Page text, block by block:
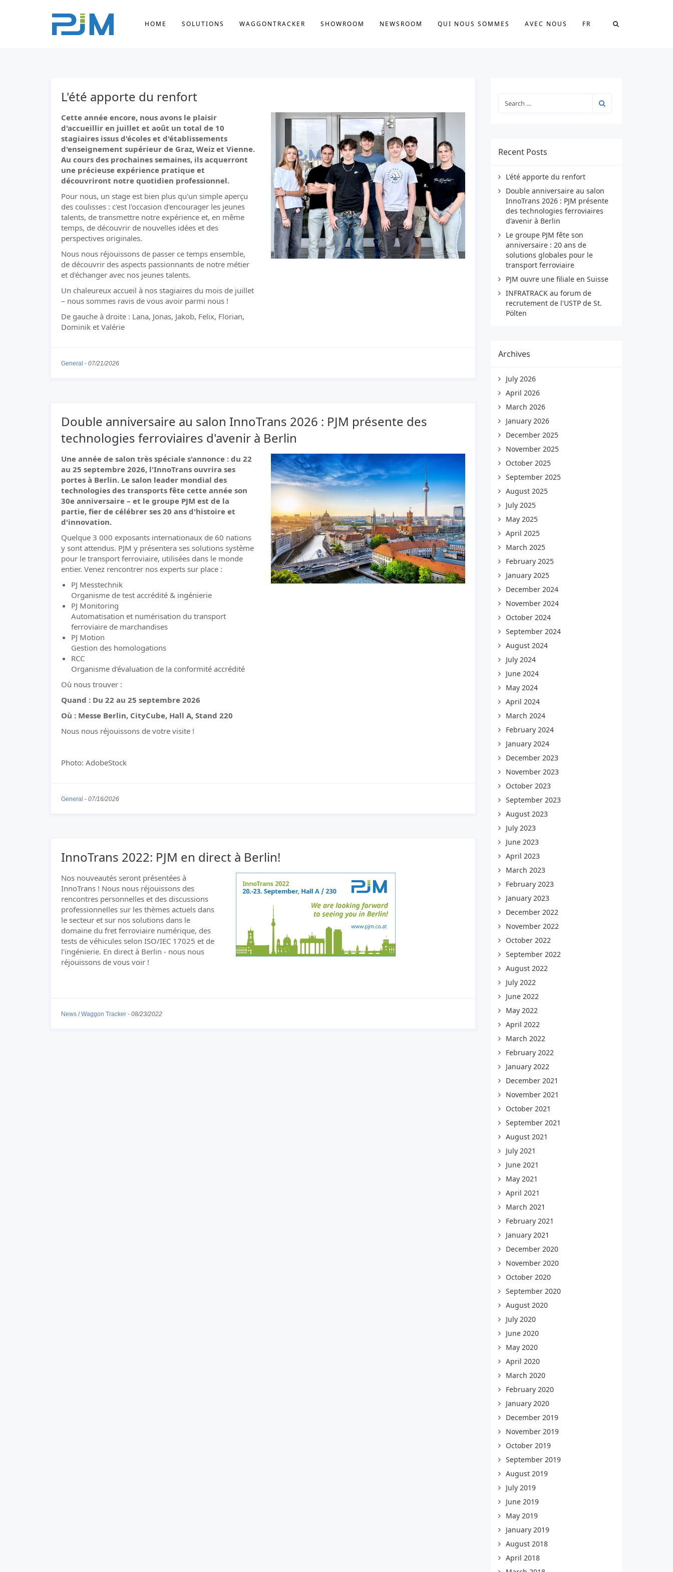
HOME SOLUTIONS WAGGONTRACKER SHOWROOM NEWSROOM QUI NOUS SOMMES AVEC NOUS FR
L'été apporte du renfort
Cette année encore, nous avons le plaisir
d'accueillir en juillet et août un total de 10
stagiaires issus d'écoles et d'établissements
d'enseignement supérieur de Graz, Weiz et Vienne.
Au cours des prochaines semaines, ils acquerront
une précieuse expérience pratique et
découvriront notre quotidien professionnel.
Pour nous, un stage est bien plus qu'un simple aperçu
des coulisses : c'est l'occasion d'encourager les jeunes
talents, de transmettre notre expérience et, en même
temps, de découvrir de nouvelles idées et des
perspectives originales.
Nous nous réjouissons de passer ce temps ensemble,
de découvrir des aspects passionnants de notre métier
et d'échanger avec nos jeunes talents.
Un chaleureux accueil à nos stagiaires du mois de juillet
– nous sommes ravis de vous avoir parmi nous !
De gauche à droite : Lana, Jonas, Jakob, Felix, Florian,
Dominik et Valérie
General - 07/21/2026
Double anniversaire au salon InnoTrans 2026 : PJM présente des
technologies ferroviaires d'avenir à Berlin
Une année de salon très spéciale s'annonce : du 22
au 25 septembre 2026, l'InnoTrans ouvrira ses
portes à Berlin. Le salon leader mondial des
technologies des transports fête cette année son
30e anniversaire – et le groupe PJM est de la
partie, fier de célébrer ses 20 ans d'histoire et
d'innovation.
Quelque 3 000 exposants internationaux de 60 nations
y sont attendus. PJM y présentera ses solutions système
pour le transport ferroviaire, utilisées dans le monde
entier. Venez rencontrer nos experts sur place :
PJ Messtechnik
Organisme de test accrédité & ingénierie
PJ Monitoring
Automatisation et numérisation du transport
ferroviaire de marchandises
PJ Motion
Gestion des homologations
RCC
Organisme d'évaluation de la conformité accrédité
Où nous trouver :
Quand : Du 22 au 25 septembre 2026
Où : Messe Berlin, CityCube, Hall A, Stand 220
Nous nous réjouissons de votre visite !
Photo: AdobeStock
General - 07/16/2026
InnoTrans 2022: PJM en direct à Berlin!
Nos nouveautés seront présentées à
InnoTrans ! Nous nous réjouissons des
rencontres personnelles et des discussions
professionnelles sur les thèmes actuels dans
le secteur et sur nos solutions dans le
domaine du fret ferroviaire numérique, des
tests de véhicules selon ISO/IEC 17025 et de
l'ingénierie. En direct à Berlin - nous nous
réjouissons de vous voir !
News /Waggon Tracker - 08/23/2022
Recent Posts
L'été apporte du renfort
Double anniversaire au salon
InnoTrans 2026 : PJM présente
des technologies ferroviaires
d'avenir à Berlin
Le groupe PJM fête son
anniversaire : 20 ans de
solutions globales pour le
transport ferroviaire
PJM ouvre une filiale en Suisse
INFRATRACK au forum de
recrutement de l'USTP de St.
Pölten
Archives
July 2026
April 2026
March 2026
January 2026
December 2025
November 2025
October 2025
September 2025
August 2025
July 2025
May 2025
April 2025
March 2025
February 2025
January 2025
December 2024
November 2024
October 2024
September 2024
August 2024
July 2024
June 2024
May 2024
April 2024
March 2024
February 2024
January 2024
December 2023
November 2023
October 2023
September 2023
August 2023
July 2023
June 2023
April 2023
March 2023
February 2023
January 2023
December 2022
November 2022
October 2022
September 2022
August 2022
July 2022
June 2022
May 2022
April 2022
March 2022
February 2022
January 2022
December 2021
November 2021
October 2021
September 2021
August 2021
July 2021
June 2021
May 2021
April 2021
March 2021
February 2021
January 2021
December 2020
November 2020
October 2020
September 2020
August 2020
July 2020
June 2020
May 2020
April 2020
March 2020
February 2020
January 2020
December 2019
November 2019
October 2019
September 2019
August 2019
July 2019
June 2019
May 2019
January 2019
August 2018
April 2018